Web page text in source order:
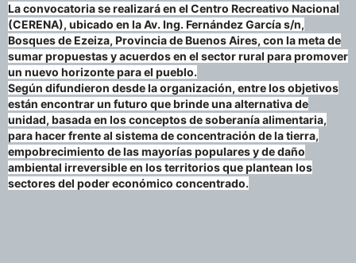
La convocatoria se realizará en el Centro Recreativo Nacional
(CERENA), ubicado en la Av. Ing. Fernández García s/n,
Bosques de Ezeiza, Provincia de Buenos Aires, con la meta de
sumar propuestas y acuerdos en el sector rural para promover
un nuevo horizonte para el pueblo.
Según difundieron desde la organización, entre los objetivos
están encontrar un futuro que brinde una alternativa de
unidad, basada en los conceptos de soberanía alimentaria,
para hacer frente al sistema de concentración de la tierra,
empobrecimiento de las mayorías populares y de daño
ambiental irreversible en los territorios que plantean los
sectores del poder económico concentrado.